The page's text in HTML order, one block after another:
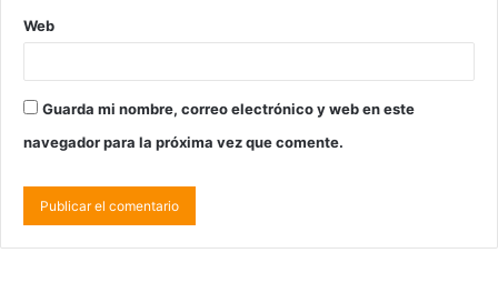
Web
Guarda mi nombre, correo electrónico y web en este
navegador para la próxima vez que comente.